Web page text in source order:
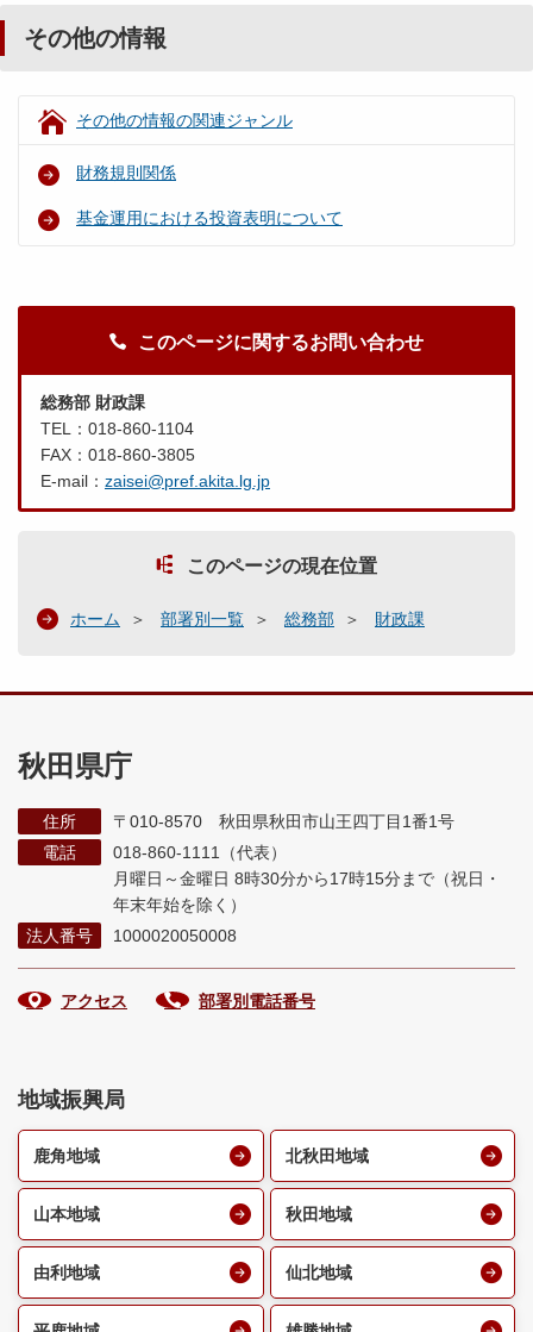
その他の情報
その他の情報の関連ジャンル
財務規則関係
基金運用における投資表明について
このページに関するお問い合わせ
総務部 財政課
TEL：018-860-1104
FAX：018-860-3805
E-mail： zaisei@pref.akita.lg.jp
このページの現在位置
ホーム 部署別一覧 総務部 財政課
秋田県庁
住所
〒010-8570 秋田県秋田市山王四丁目1番1号
電話
018-860-1111（代表）
月曜日～金曜日 8時30分から17時15分まで （祝日・
年末年始を除く）
法人番号
1000020050008
アクセス 部署別電話番号
地域振興局
鹿角地域 北秋田地域
山本地域 秋田地域
由利地域 仙北地域